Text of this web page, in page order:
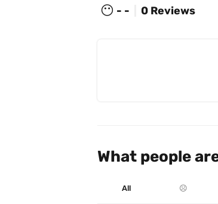
😶 - - 0 Reviews
What people
All ☹️